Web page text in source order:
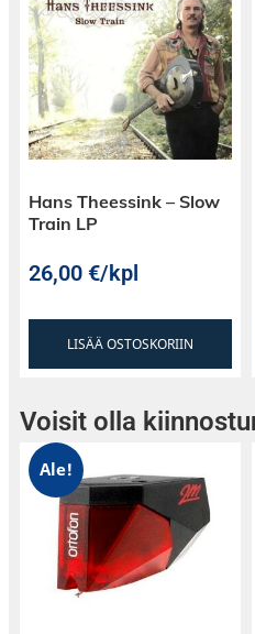
Hans Theessink – Slow
Train LP
26,00€/kpl
LISÄÄ OSTOSKORIIN
Voisit olla
Ale!